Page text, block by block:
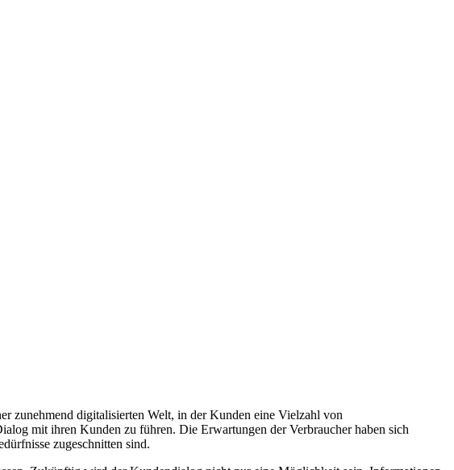
zunehmend digitalisierten Welt, in der Kunden eine Vielzahl von
mit ihren Kunden zu führen. Die Erwartungen der Verbraucher haben sich
zugeschnitten sind.